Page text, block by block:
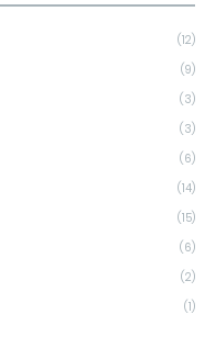
(12)
(9)
(3)
(3)
(6)
(14)
(15)
(6)
(2)
(1)